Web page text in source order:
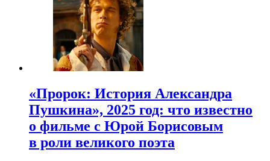
«Пророк: История Александра
Пушкина», 2025 год: что известно
о фильме с Юрой Борисовым
в роли великого поэта